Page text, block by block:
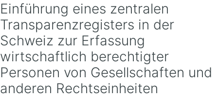
Einführung eines zentralen
Transparenzregisters in der
Schweiz zur Erfassung
wirtschaftlich berechtigter
Personen von Gesellschaften und
anderen Rechtseinheiten